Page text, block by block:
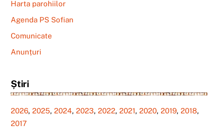
Harta parohiilor
Agenda PS Sofian
Comunicate
Anunțuri
Știri
2026,2025,2024,2023,2022,2021,2020,2019,2018,
2017